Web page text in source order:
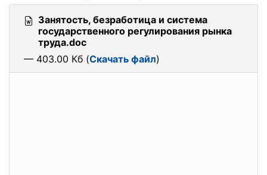
Занятость, безработица и система
государственного регулирования рынка
труда.doc
— 403.00 Кб (Скачать файл)